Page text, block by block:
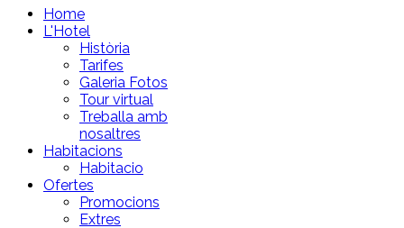
Home
L'Hotel
Història
Tarifes
Galeria Fotos
Tour virtual
Treballa amb
nosaltres
Habitacions
Habitacio
Ofertes
Promocions
Extres